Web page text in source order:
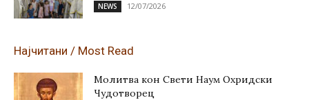
NEWS 12/07/2026
Најчитани / Most Read
Молитва кон Свети Наум Охридски
Чудотворец